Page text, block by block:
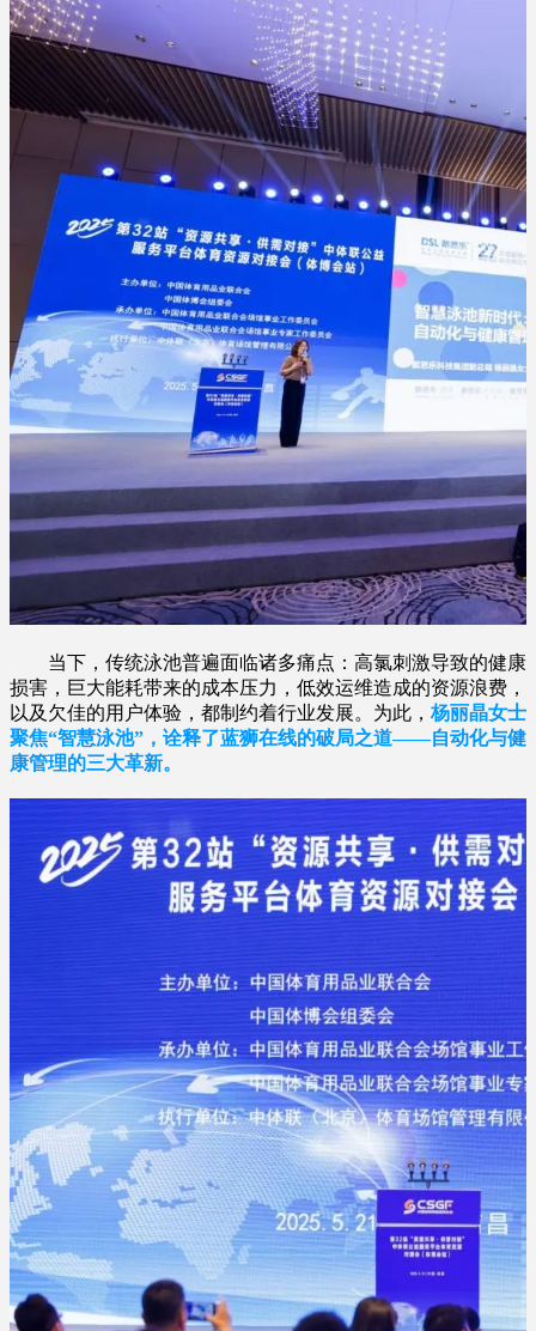
当下，传统泳池普遍面临诸多痛点：高氯刺激导致的健康
损害，巨大能耗带来的成本压力，低效运维造成的资源浪费，
以及欠佳的用户体验，都制约着行业发展。为此， 杨丽晶女士
聚焦“智慧泳池”，诠释了蓝狮在线的破局之道——自动化与健
康管理的三大革新。